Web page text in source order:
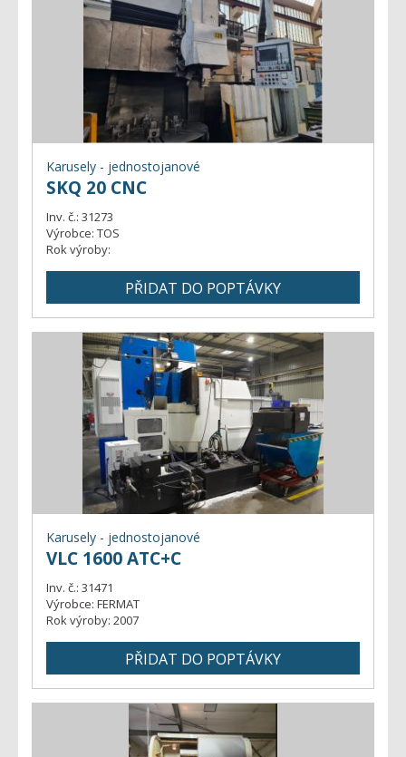
Karusely - jednostojanové
SKQ 20 CNC
Inv. č.: 31273
Výrobce: TOS
Rok výroby:
Karusely - jednostojanové
VLC 1600 ATC+C
Inv. č.: 31471
Výrobce: FERMAT
Rok výroby: 2007